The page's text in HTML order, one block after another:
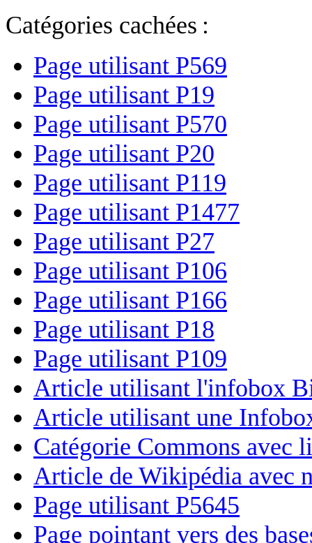
Catégories cachées :
Page utilisant P569
Page utilisant P19
Page utilisant P570
Page utilisant P20
Page utilisant P119
Page utilisant P1477
Page utilisant P27
Page utilisant P106
Page utilisant P166
Page utilisant P18
Page utilisant P109
Article utilisant l'infobox
Article utilisant une
Catégorie Commons avec
Article de Wikipédia avec
Page utilisant P5645
Page pointant vers des